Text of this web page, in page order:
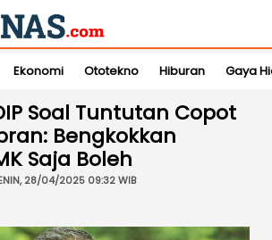
Ekonomi Ototekno Hiburan Gaya
Soal Tuntutan Copot
Bengkokkan
Saja Boleh
28/04/2025 09:32 WIB